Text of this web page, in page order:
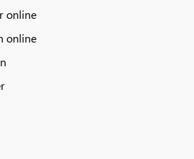
online
online